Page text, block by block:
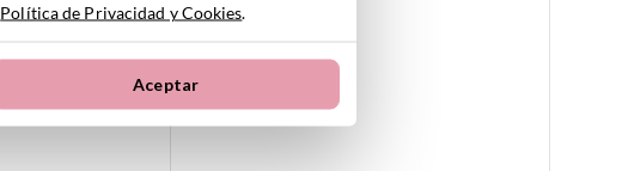
Política de Privacidad y Cookies
Aceptar